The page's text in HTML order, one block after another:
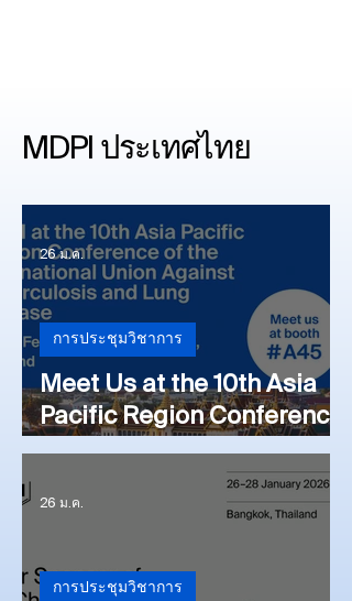
MDPI ประเทศไทย
Meet Us at the 10th Asia
Pacific Region Conference
of the International Union
Against Tuberculosis and
Lung Disease (APRC
Bangkok, Thailand
การประชุมวิชาการ
26 ม.ค.
การประชุมวิชาการ
26 ม.ค.